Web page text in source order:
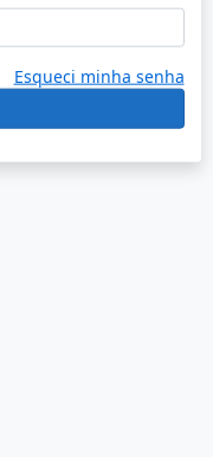
Esqueci minha senha